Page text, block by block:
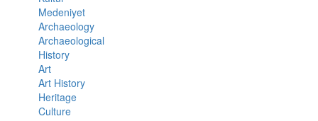
Medeniyet
Archaeology
Archaeological
History
Art
Art History
Heritage
Culture